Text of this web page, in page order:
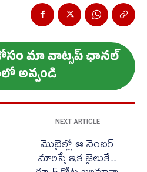
కోసం మా వాట్స‌ప్ ఛాన‌ల్
అవ్వండి
NEXT ARTICLE
మొబైల్లో ఆ నెంబర్
మారిస్తే ఇక జైలుకే..